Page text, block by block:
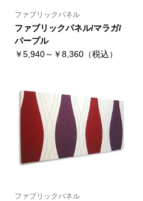
ファブリックパネル
ファブリックパネル/マラガ/
パープル
￥5,940～￥8,360（税込）
ファブリックパネル